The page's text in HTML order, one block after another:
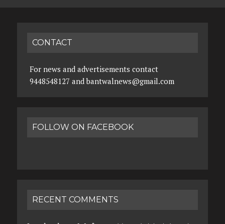
CONTACT
For news and advertisements contact
9448548127 and bantwalnews@gmail.com
FOLLOW ON FACEBOOK
RECENT COMMENTS